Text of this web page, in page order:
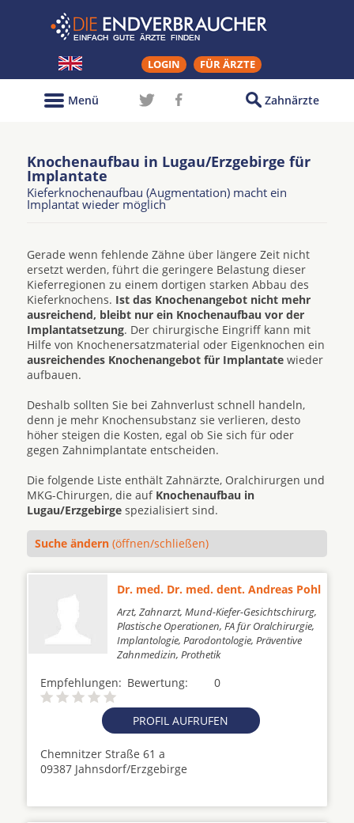
LOGIN FÜR ÄRZTE
Zahnärzte
Menü
Knochenaufbau in Lugau/Erzgebirge für
Implantate
Kieferknochenaufbau (Augmentation) macht ein
Implantat wieder möglich
Gerade wenn fehlende Zähne über längere Zeit nicht
ersetzt werden, führt die geringere Belastung dieser
Kieferregionen zu einem dortigen starken Abbau des
Kieferknochens. Ist das Knochenangebot nicht mehr
ausreichend, bleibt nur ein Knochenaufbau vor der
Implantatsetzung. Der chirurgische Eingriff kann mit
Hilfe von Knochenersatzmaterial oder Eigenknochen ein
ausreichendes Knochenangebot für Implantate wieder
aufbauen.
Deshalb sollten Sie bei Zahnverlust schnell handeln,
denn je mehr Knochensubstanz sie verlieren, desto
höher steigen die Kosten, egal ob Sie sich für oder
gegen Zahnimplantate entscheiden.
Die folgende Liste enthält Zahnärzte, Oralchirurgen und
MKG-Chirurgen, die auf Knochenaufbau in
Lugau/Erzgebirge spezialisiert sind.
Suche ändern (öffnen/schließen)
Dr. med. Dr. med. dent. Andreas Pohl
Arzt, Zahnarzt, Mund-Kiefer-Gesichtschirurg,
Plastische Operationen, FA für Oralchirurgie,
Implantologie, Parodontologie, Präventive
Zahnmedizin, Prothetik
Empfehlungen: 0
Bewertung:
PROFIL AUFRUFEN
Chemnitzer Straße 61 a
09387 Jahnsdorf/Erzgebirge